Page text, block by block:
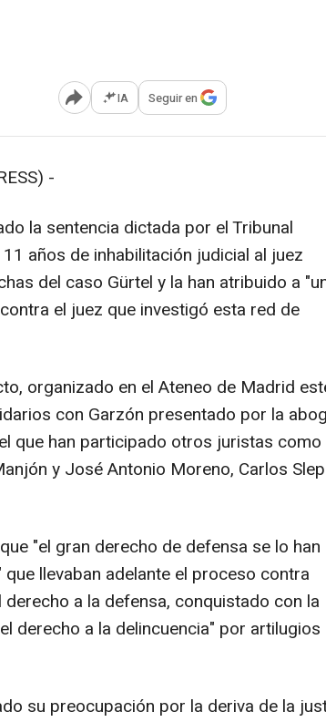
Abrir opciones para compartir
IA Seguir en
-
la sentencia dictada por el Tribunal
años de inhabilitación judicial al juez
del caso Gürtel y la han atribuido a
el juez que investigó esta red de
organizado en el Ateneo de Madrid
con Garzón presentado por la
que han participado otros juristas como
y José Antonio Moreno, Carlos
"el gran derecho de defensa se lo han
llevaban adelante el proceso contra
a la defensa, conquistado con la
derecho a la delincuencia" por artilugios
su preocupación por la deriva de la